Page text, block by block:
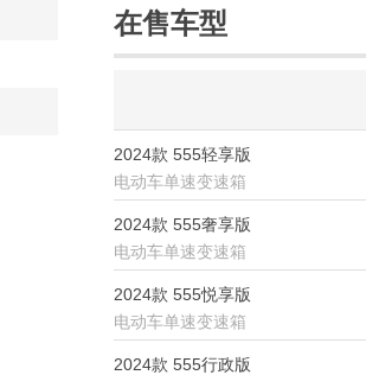
在售车型
2024款 555轻享版
电动车单速变速箱
2024款 555奢享版
电动车单速变速箱
2024款 555悦享版
电动车单速变速箱
2024款 555行政版